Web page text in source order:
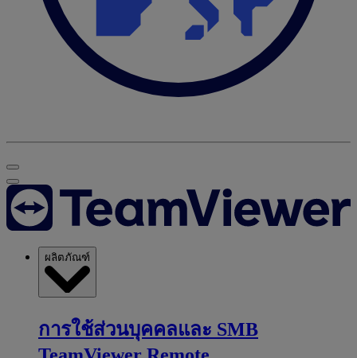
ผลิตภัณฑ์
การใช้ส่วนบุคคลและ SMB